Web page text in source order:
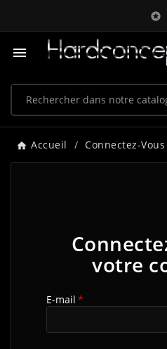


Accueil Connectez-
votre
E-mail